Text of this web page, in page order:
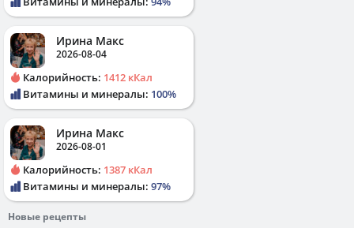
Ирина Макс
2026-08-04
Калорийность: 1412 кКал
Витамины и минералы: 100%
Ирина Макс
2026-08-01
Калорийность: 1387 кКал
Витамины и минералы: 97%
Новые рецепты